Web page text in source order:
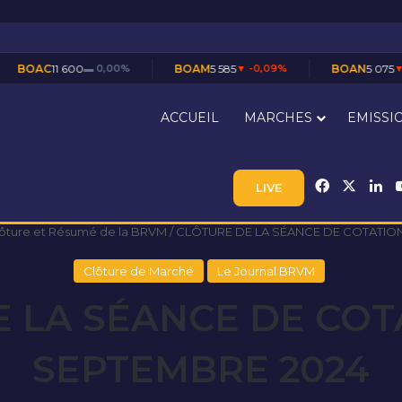
▬ 0,00% BOAM5 585 ▼ -0,09% BOAN5 075 ▼ -0,49%
ACCUEIL MARCHES
LIVE Facebook
et Résumé de la BRVM / CLÔTURE DE LA SÉANCE DE
Clôture de Marché Le Journal BRVM